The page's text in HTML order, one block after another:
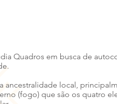
Quadros em busca de
local,
(fogo) que são os quatro